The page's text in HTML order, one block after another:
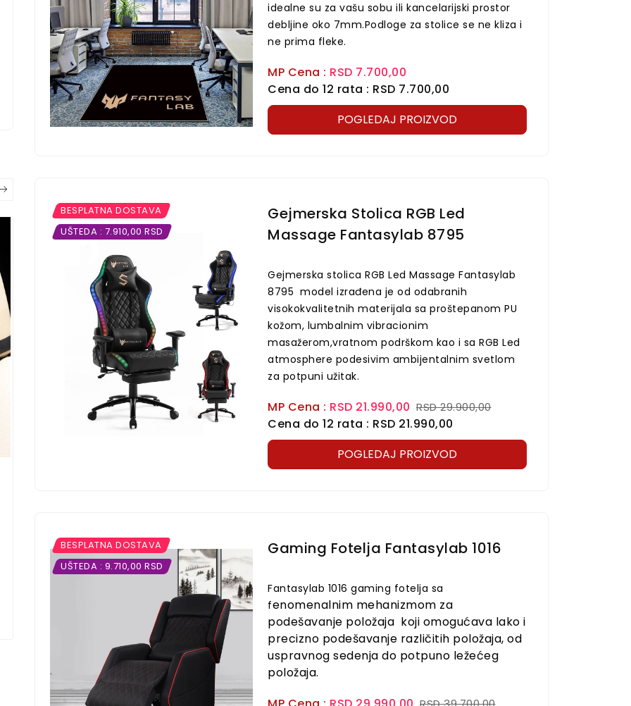
NEMAMO NA STANJU
RSD 2.500,00
POGLEDAJ PROIZVOD
BESPLATNA DOSTAVA
BLACK 7MM
POGLEDAJ PROIZVOD
idealne su za vašu sobu ili kancelarijski prostor
debljine oko 7mm.Podloge za stolice se ne kliza i
ne prima fleke.
MP Cena : RSD 7.700,00
Cena do 12 rata : RSD 7.700,00
POGLEDAJ PROIZVOD
BESPLATNA DOSTAVA
UŠTEDA : 7.910,00 RSD
Gejmerska Stolica RGB Led
Massage Fantasylab 8795
Gejmerska stolica RGB Led Massage Fantasylab
8795 model izrađena je od odabranih
visokokvalitetnih materijala sa proštepanom PU
kožom, lumbalnim vibracionim
masažerom,vratnom podrškom kao i sa RGB Led
atmosphere podesivim ambijentalnim svetlom
za potpuni užitak.
MP Cena : RSD 21.990,00 RSD 29.900,00
Cena do 12 rata : RSD 21.990,00
POGLEDAJ PROIZVOD
BESPLATNA DOSTAVA
UŠTEDA : 9.710,00 RSD
Gaming Fotelja Fantasylab 1016
Fantasylab 1016 gaming fotelja sa
fenomenalnim mehanizmom za
podešavanje položaja koji omogućava lako i
precizno podešavanje različitih položaja, od
uspravnog sedenja do potpuno ležećeg
položaja.